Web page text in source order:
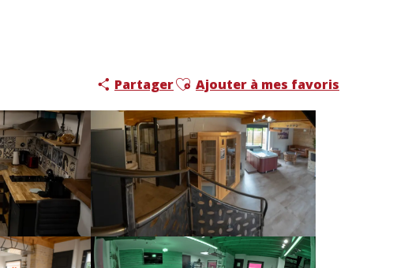
PartagerAjouter aux favoris
Ajouter à mes favoris